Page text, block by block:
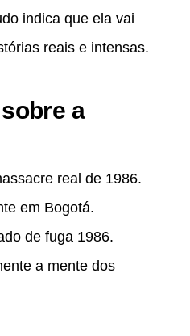
indica que ela vai
reais e intensas.
a
real de 1986.
em Bogotá.
de fuga 1986.
a mente dos